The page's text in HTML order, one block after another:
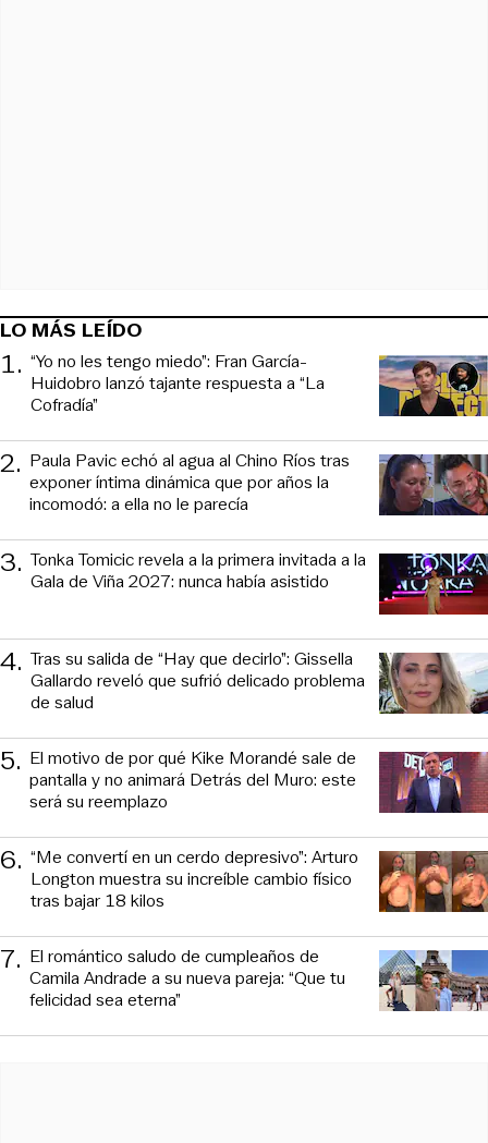
LO MÁS LEÍDO
1. “Yo no les tengo miedo”: Fran García-
Huidobro lanzó tajante respuesta a “La
Cofradía”
2. Paula Pavic echó al agua al Chino Ríos tras
exponer íntima dinámica que por años la
incomodó: a ella no le parecía
3. Tonka Tomicic revela a la primera invitada a la
Gala de Viña 2027: nunca había asistido
4. Tras su salida de “Hay que decirlo”: Gissella
Gallardo reveló que sufrió delicado problema
de salud
5. El motivo de por qué Kike Morandé sale de
pantalla y no animará Detrás del Muro: este
será su reemplazo
6. “Me convertí en un cerdo depresivo”: Arturo
Longton muestra su increíble cambio físico
tras bajar 18 kilos
7. El romántico saludo de cumpleaños de
Camila Andrade a su nueva pareja: “Que tu
felicidad sea eterna”